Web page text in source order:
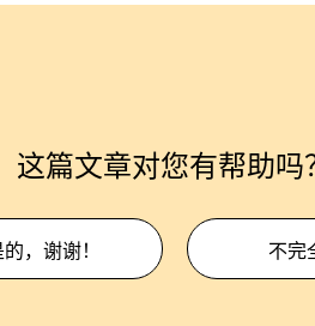
这篇文章对您有帮助吗
，谢谢！ 不完